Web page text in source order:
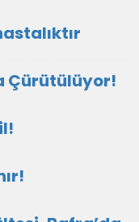
Çürütülüyor!